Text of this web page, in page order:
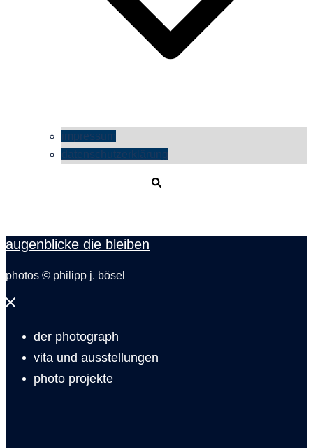
impressum
datenschutzerklärung
augenblicke die bleiben
photos © philipp j. bösel
Menü
der photograph
vita und ausstellungen
photo projekte